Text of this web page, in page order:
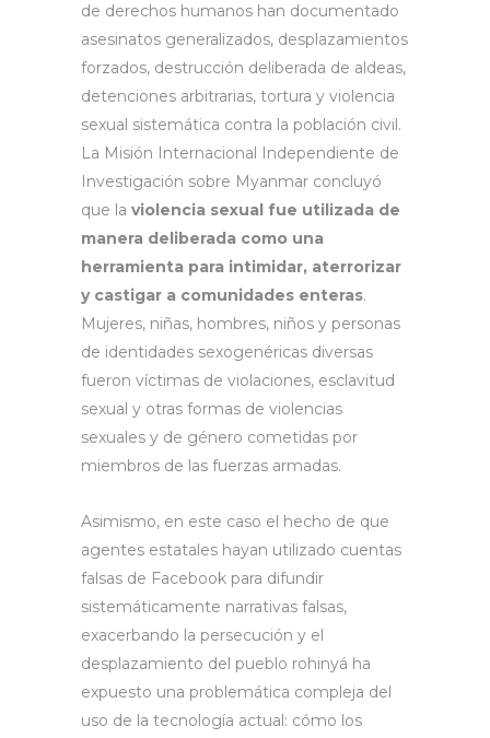
de derechos humanos han documentado
asesinatos generalizados, desplazamientos
forzados, destrucción deliberada de aldeas,
detenciones arbitrarias, tortura y violencia
sexual sistemática contra la población civil.
La Misión Internacional Independiente de
Investigación sobre Myanmar concluyó
que la violencia sexual fue utilizada de
manera deliberada como una
herramienta para intimidar, aterrorizar
y castigar a comunidades enteras.
Mujeres, niñas, hombres, niños y personas
de identidades sexogenéricas diversas
fueron víctimas de violaciones, esclavitud
sexual y otras formas de violencias
sexuales y de género cometidas por
miembros de las fuerzas armadas.
Asimismo, en este caso el hecho de que
agentes estatales hayan utilizado cuentas
falsas de Facebook para difundir
sistemáticamente narrativas falsas,
exacerbando la persecución y el
desplazamiento del pueblo rohinyá ha
expuesto una problemática compleja del
uso de la tecnología actual: cómo los